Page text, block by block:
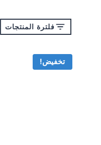
فلترة المنتجات
تخفيض!